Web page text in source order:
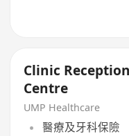
Clinic
Centre
UMP Healthcare
醫療及牙科保險